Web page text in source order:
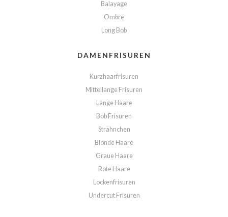
Balayage
Ombre
Long Bob
DAMENFRISUREN
Kurzhaarfrisuren
Mittellange Frisuren
Lange Haare
Bob Frisuren
Strähnchen
Blonde Haare
Graue Haare
Rote Haare
Lockenfrisuren
Undercut Frisuren